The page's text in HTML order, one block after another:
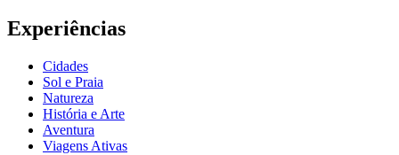
Experiências
Cidades
Sol e Praia
Natureza
História e Arte
Aventura
Viagens Ativas